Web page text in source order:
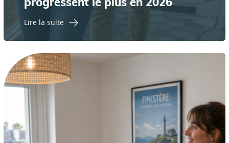
Lire la suite